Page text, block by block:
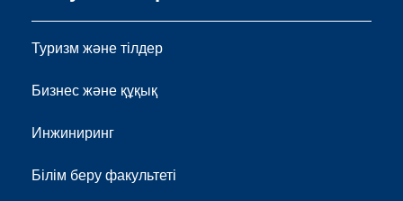
Туризм және тілдер
Бизнес және құқық
Инжиниринг
Білім беру факультеті